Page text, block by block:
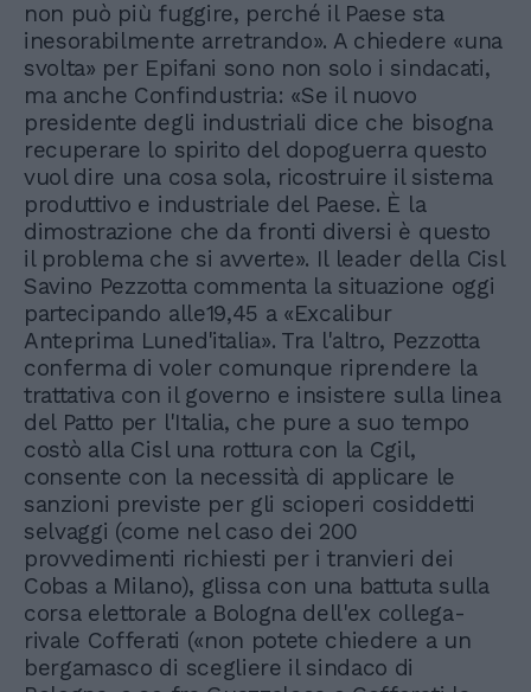
non può più fuggire, perché il Paese sta
inesorabilmente arretrando». A chiedere «una
svolta» per Epifani sono non solo i sindacati,
ma anche Confindustria: «Se il nuovo
presidente degli industriali dice che bisogna
recuperare lo spirito del dopoguerra questo
vuol dire una cosa sola, ricostruire il sistema
produttivo e industriale del Paese. È la
dimostrazione che da fronti diversi è questo
il problema che si avverte». Il leader della Cisl
Savino Pezzotta commenta la situazione oggi
partecipando alle19,45 a «Excalibur
Anteprima Luned'italia». Tra l'altro, Pezzotta
conferma di voler comunque riprendere la
trattativa con il governo e insistere sulla linea
del Patto per l'Italia, che pure a suo tempo
costò alla Cisl una rottura con la Cgil,
consente con la necessità di applicare le
sanzioni previste per gli scioperi cosiddetti
selvaggi (come nel caso dei 200
provvedimenti richiesti per i tranvieri dei
Cobas a Milano), glissa con una battuta sulla
corsa elettorale a Bologna dell'ex collega-
rivale Cofferati («non potete chiedere a un
bergamasco di scegliere il sindaco di